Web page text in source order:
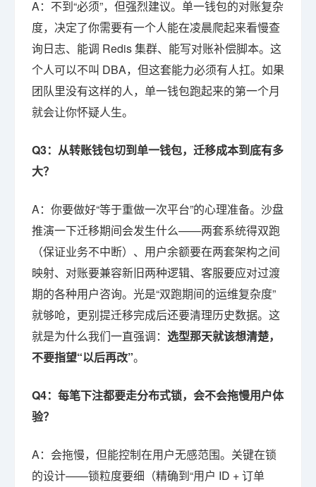
A：不到“必须”，但强烈建议。单一钱包的对账复杂
度，决定了你需要有一个人能在凌晨爬起来看慢查
询日志、能调 Redis 集群、能写对账补偿脚本。这
个人可以不叫 DBA，但这套能力必须有人扛。如果
团队里没有这样的人，单一钱包跑起来的第一个月
就会让你怀疑人生。
Q3：从转账钱包切到单一钱包，迁移成本到底有多
大？
A：你要做好“等于重做一次平台”的心理准备。沙盘
推演一下迁移期间会发生什么——两套系统得双跑
（保证业务不中断）、用户余额要在两套架构之间
映射、对账要兼容新旧两种逻辑、客服要应对过渡
期的各种用户咨询。光是“双跑期间的运维复杂度”
就够呛，更别提迁移完成后还要清理历史数据。这
就是为什么我们一直强调： 选型那天就该想清楚，
不要指望“以后再改”。
Q4：每笔下注都要走分布式锁，会不会拖慢用户体
验？
A：会拖慢，但能控制在用户无感范围。关键在锁
的设计——锁粒度要细（精确到“用户 ID + 订单